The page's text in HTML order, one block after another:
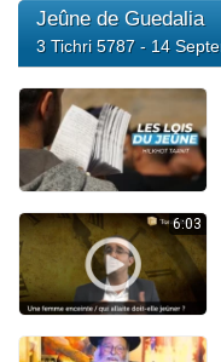
Jeûne de Guedalia
3 Tichri 5787 - 14
6:03